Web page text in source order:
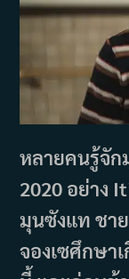
หลายคนรู้จัก
2020 อย่าง
มุนซังแท ชา
จองเซศึกษา